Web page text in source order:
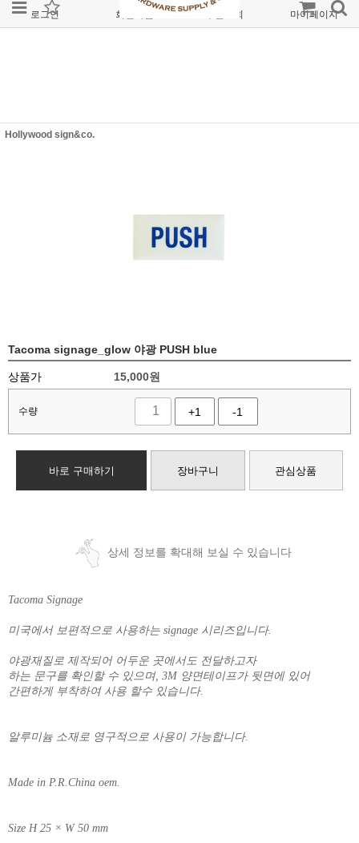
로그인 회원가입 주문조회 마이페이지
Hollywood sign&co.
Tacoma signage_glow 야광 PUSH blue
상품가 15,000원
수량 +1 -1
바로 구매하기 장바구니 관심상품
상세 정보를 확대해 보실 수 있습니다
Tacoma Signage
미국에서 보편적으로 사용하는 signage 시리즈입니다.
야광재질로 제작되어 어두운 곳에서도 전달하고자
하는 문구를 확인할 수 있으며, 3M 양면테이프가 뒷면에 있어
간편하게 부착하여 사용 할수 있습니다.
알루미늄 소재로 영구적으로 사용이 가능합니다.
Made in P.R.China oem.
Size H 25 × W 50 mm